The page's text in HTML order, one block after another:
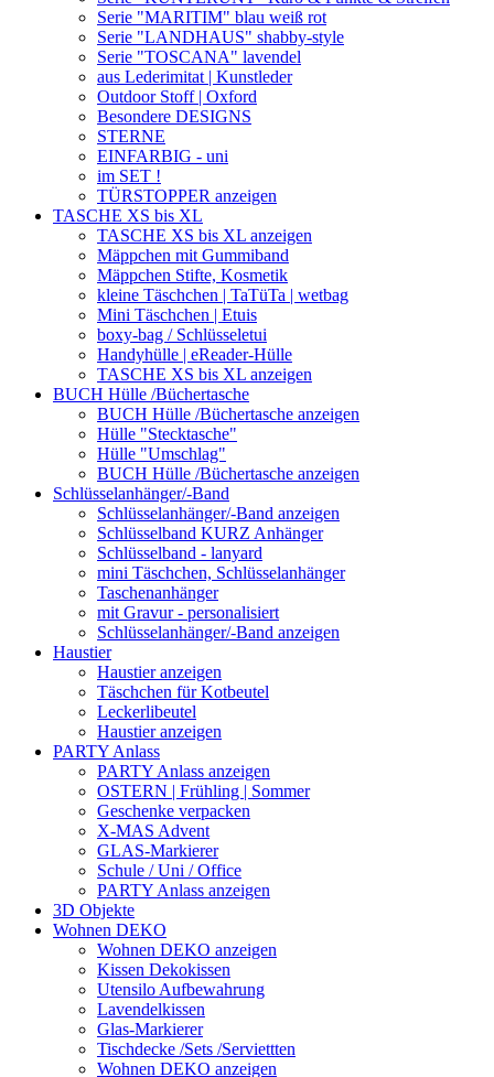
Serie "MARITIM" blau weiß rot
Serie "LANDHAUS" shabby-style
Serie "TOSCANA" lavendel
aus Lederimitat | Kunstleder
Outdoor Stoff | Oxford
Besondere DESIGNS
STERNE
EINFARBIG - uni
im SET !
TÜRSTOPPER anzeigen
TASCHE XS bis XL
TASCHE XS bis XL anzeigen
Mäppchen mit Gummiband
Mäppchen Stifte, Kosmetik
kleine Täschchen | TaTüTa | wetbag
Mini Täschchen | Etuis
boxy-bag / Schlüsseletui
Handyhülle | eReader-Hülle
TASCHE XS bis XL anzeigen
BUCH Hülle /Büchertasche
BUCH Hülle /Büchertasche anzeigen
Hülle "Stecktasche"
Hülle "Umschlag"
BUCH Hülle /Büchertasche anzeigen
Schlüsselanhänger/-Band
Schlüsselanhänger/-Band anzeigen
Schlüsselband KURZ Anhänger
Schlüsselband - lanyard
mini Täschchen, Schlüsselanhänger
Taschenanhänger
mit Gravur - personalisiert
Schlüsselanhänger/-Band anzeigen
Haustier
Haustier anzeigen
Täschchen für Kotbeutel
Leckerlibeutel
Haustier anzeigen
PARTY Anlass
PARTY Anlass anzeigen
OSTERN | Frühling | Sommer
Geschenke verpacken
X-MAS Advent
GLAS-Markierer
Schule / Uni / Office
PARTY Anlass anzeigen
3D Objekte
Wohnen DEKO
Wohnen DEKO anzeigen
Kissen Dekokissen
Utensilo Aufbewahrung
Lavendelkissen
Glas-Markierer
Tischdecke /Sets /Serviettten
Wohnen DEKO anzeigen